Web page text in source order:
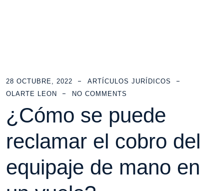
28 OCTUBRE, 2022
ARTÍCULOS JURÍDICOS
OLARTE LEON
NO COMMENTS
¿Cómo se puede
reclamar el cobro del
equipaje de mano en